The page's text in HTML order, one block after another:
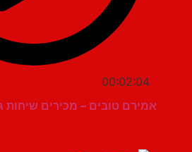
00:02:04
אמירם טובים – מכירים שיחות גברים?